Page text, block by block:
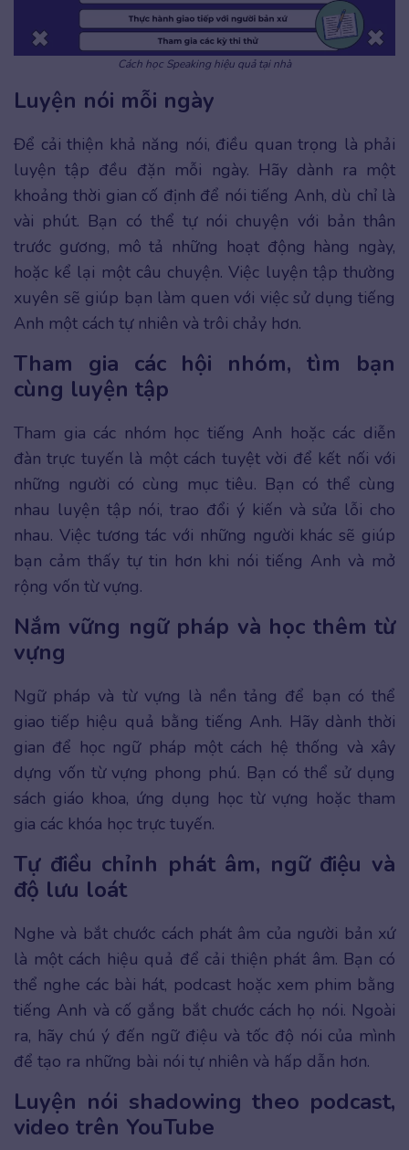
Cách học Speaking hiệu quả tại nhà
Luyện nói mỗi ngày
Để cải thiện khả năng nói, điều quan trọng là phải
luyện tập đều đặn mỗi ngày. Hãy dành ra một
khoảng thời gian cố định để nói tiếng Anh, dù chỉ là
vài phút. Bạn có thể tự nói chuyện với bản thân
trước gương, mô tả những hoạt động hàng ngày,
hoặc kể lại một câu chuyện. Việc luyện tập thường
xuyên sẽ giúp bạn làm quen với việc sử dụng tiếng
Anh một cách tự nhiên và trôi chảy hơn.
Tham gia các hội nhóm, tìm bạn
cùng luyện tập
Tham gia các nhóm học tiếng Anh hoặc các diễn
đàn trực tuyến là một cách tuyệt vời để kết nối với
những người có cùng mục tiêu. Bạn có thể cùng
nhau luyện tập nói, trao đổi ý kiến và sửa lỗi cho
nhau. Việc tương tác với những người khác sẽ giúp
bạn cảm thấy tự tin hơn khi nói tiếng Anh và mở
rộng vốn từ vựng.
Nắm vững ngữ pháp và học thêm từ
vựng
Ngữ pháp và từ vựng là nền tảng để bạn có thể
giao tiếp hiệu quả bằng tiếng Anh. Hãy dành thời
gian để học ngữ pháp một cách hệ thống và xây
dựng vốn từ vựng phong phú. Bạn có thể sử dụng
sách giáo khoa, ứng dụng học từ vựng hoặc tham
gia các khóa học trực tuyến.
Tự điều chỉnh phát âm, ngữ điệu và
độ lưu loát
Nghe và bắt chước cách phát âm của người bản xứ
là một cách hiệu quả để cải thiện phát âm. Bạn có
thể nghe các bài hát, podcast hoặc xem phim bằng
tiếng Anh và cố gắng bắt chước cách họ nói. Ngoài
ra, hãy chú ý đến ngữ điệu và tốc độ nói của mình
để tạo ra những bài nói tự nhiên và hấp dẫn hơn.
Luyện nói shadowing theo podcast,
video trên YouTube